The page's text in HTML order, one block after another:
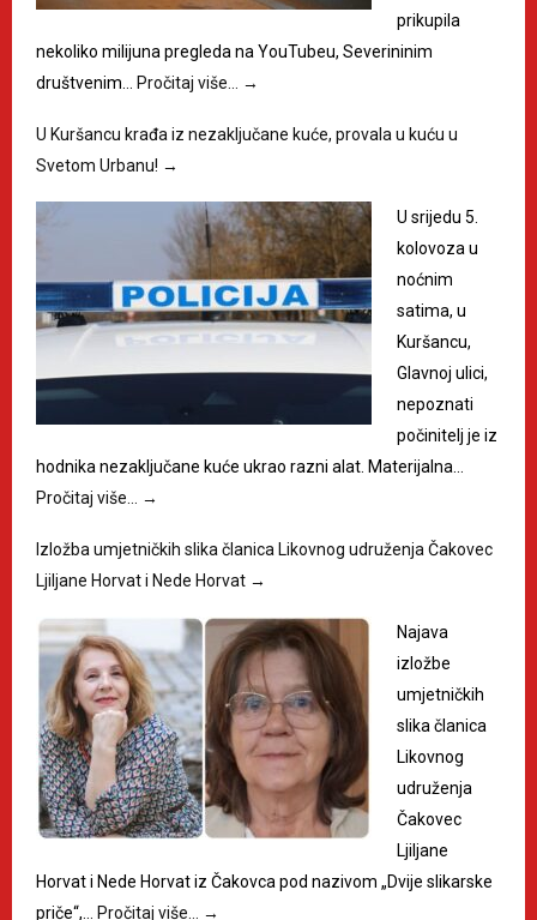
prikupila
nekoliko milijuna pregleda na YouTubeu, Severininim
društvenim… Pročitaj više… →
U Kuršancu krađa iz nezaključane kuće, provala u kuću u
Svetom Urbanu! →
U srijedu 5.
kolovoza u
noćnim
satima, u
Kuršancu,
Glavnoj ulici,
nepoznati
počinitelj je iz
hodnika nezaključane kuće ukrao razni alat. Materijalna…
Pročitaj više…
→
Izložba umjetničkih slika članica Likovnog udruženja Čakovec
Ljiljane Horvat i Nede Horvat →
Najava
izložbe
umjetničkih
slika članica
Likovnog
udruženja
Čakovec
Ljiljane
Horvat i Nede Horvat iz Čakovca pod nazivom „Dvije slikarske
priče“,… Pročitaj više… →